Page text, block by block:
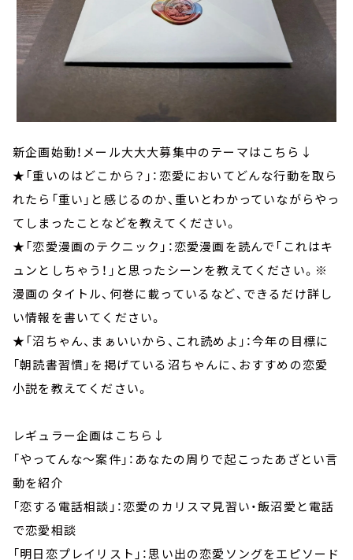
新企画始動！メール大大大募集中のテーマはこちら↓
★「重いのはどこから？」：恋愛においてどんな行動を取ら
れたら「重い」と感じるのか、重いとわかっていながらやっ
てしまったことなどを教えてください。
★「恋愛漫画のテクニック」：恋愛漫画を読んで「これはキ
ュンとしちゃう！」と思ったシーンを教えてください。※
漫画のタイトル、何巻に載っているなど、できるだけ詳し
い情報を書いてください。
★「沼ちゃん、まぁいいから、これ読めよ」：今年の目標に
「朝読書習慣」を掲げている沼ちゃんに、おすすめの恋愛
小説を教えてください。
レギュラー企画はこちら↓
「やってんな～案件」：あなたの周りで起こったあざとい言
動を紹介
「恋する電話相談」：恋愛のカリスマ見習い・飯沼愛と電話
で恋愛相談
「明日恋プレイリスト」：思い出の恋愛ソングをエピソード